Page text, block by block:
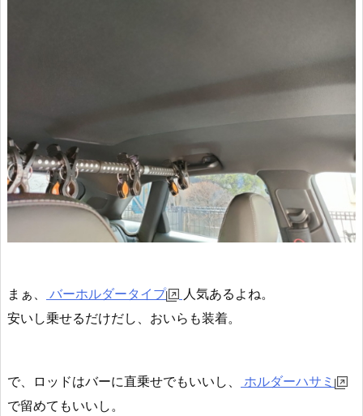
まぁ、 バーホルダータイプ
人気あるよね。
安いし乗せるだけだし、おいらも装着。
で、ロッドはバーに直乗せでもいいし、
ホルダーハサミ
で留めてもいいし。